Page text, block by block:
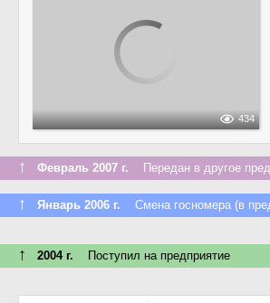
434
↑ Февраль 2007 г. Передан в другое
↑ Январь 2006 г. Смена госномера (в
↑ 2004 г. Поступил на предприятие